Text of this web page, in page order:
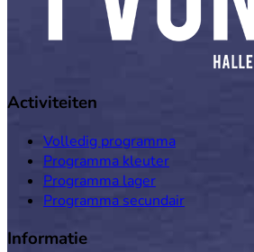
Activiteiten
Volledig programma
Programma kleuter
Programma lager
Programma secundair
Informatie